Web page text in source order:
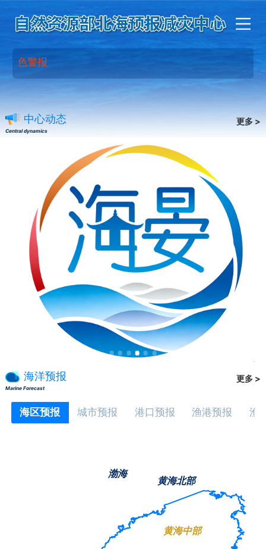
警报
中心动态
Central dynamics
更多 >
海洋预报
Marine Forecast
更多 >
海区预报 城市预报 港口预报 渔港预报 渔